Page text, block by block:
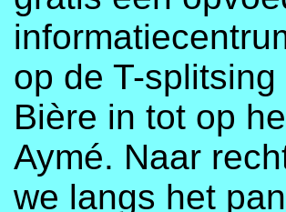
op de T-
Bière in tot op
Aymé. Naar
we langs het